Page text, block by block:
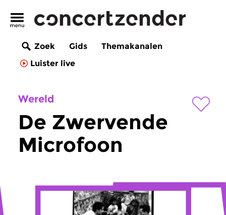
Zoek Gids
Themakanalen
Luister live
Wereld
De Zwervende
Microfoon